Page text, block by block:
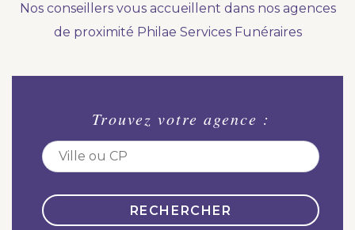
Demander un devis prévoyance
Nos produits en marbrerie
marbrerie pour accompagner l'hommage du
défunt. Découvrez nos gammes spécialisées.
Demander un devis marbrerie
Nos conseillers vous accueillent dans nos agences
de proximité Philae Services Funéraires
Trouvez votre agence :